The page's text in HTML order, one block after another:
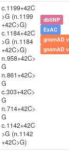
c.1199+42C
>G (n.1199
+42C>G)
c.1184+42C
>G (n.1184
+42C>G)
n.958+42C>
G
n.861+42C>
G
c.303+42C>
G
n.714+42C>
G
c.1142+42C
>G (n.1142
+42C>G)
dbSNP
ExAC
gnomAD
gnomAD